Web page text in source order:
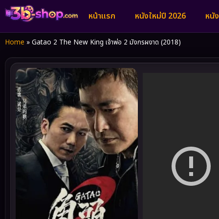
หน้าแรก หนังใหม่ปี 2026 หนั
Home » Gatao 2 The New King เจ้าพ่อ 2 มังกรผงาด (2018)